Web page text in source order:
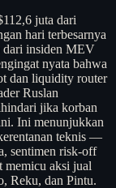
juta dari
hari terbesarnya
dari insiden MEV
nyata bahwa
dan liquidity router
Ruslan
jika korban
Ini menunjukkan
teknis —
sentimen risk-off
memicu aksi jual
Reku, dan Pintu.